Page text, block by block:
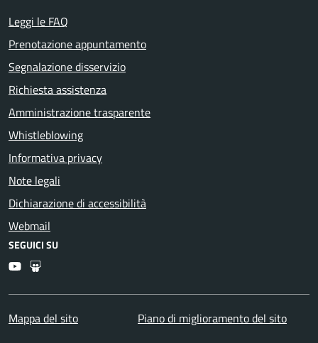
Leggi le FAQ
Prenotazione appuntamento
Segnalazione disservizio
Richiesta assistenza
Amministrazione trasparente
Whistleblowing
Informativa privacy
Note legali
Dichiarazione di accessibilità
Webmail
SEGUICI SU
YoutubeSlideshare
Mappa del sito Piano di miglioramento del sito